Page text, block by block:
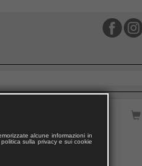
alcune informazioni in
sulla privacy e sui cookie